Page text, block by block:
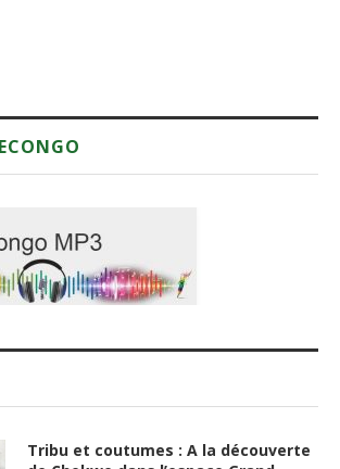
Tribu et coutumes : A la découverte